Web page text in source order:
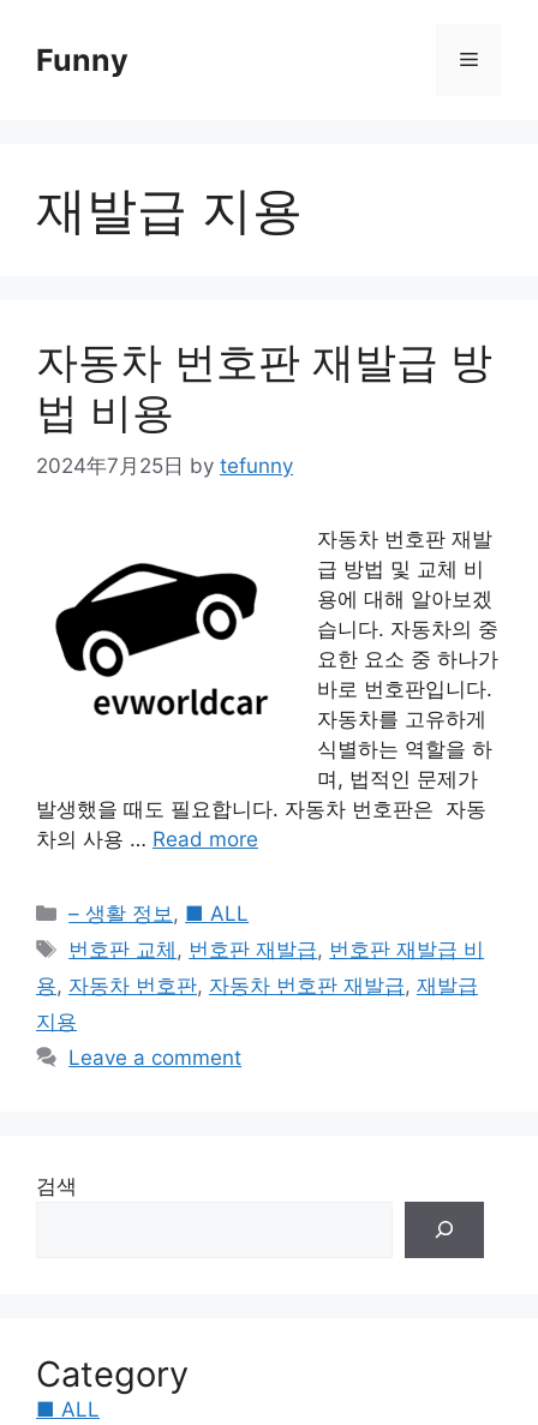
contentFunny Menu
재발급 지용
자동차 번호판 재발급 방
법 비용
2024年7月25日 by tefunny
자동차 번호판 재발
급 방법 및 교체 비
용에 대해 알아보겠
습니다. 자동차의 중
요한 요소 중 하나가
바로 번호판입니다.
자동차를 고유하게
식별하는 역할을 하
며, 법적인 문제가
발생했을 때도 필요합니다. 자동차 번호판은 자동
차의 사용 … Read more
Categories
– 생활 정보 , ■ ALL
Tags
번호판 교체 , 번호판 재발급, 번호판 재발급 비
용, 자동차 번호판, 자동차 번호판 재발급, 재발급
지용
Leave a comment
검색
Category
■ ALL